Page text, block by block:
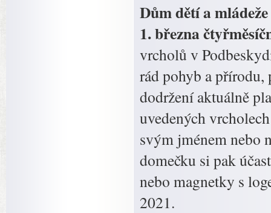
Dům dětí a
1. března
vrcholů v
rád pohyb a
dodržení aktuálně
uvedených
svým jménem nebo
domečku si pak
nebo magnetky s
2021.